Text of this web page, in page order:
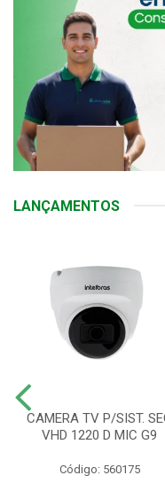
LANÇAMENTOS
CAMERA TV P/SIST.
VHD 1220 D MIC G9
Código: 560175